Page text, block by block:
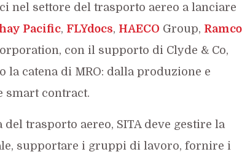
nel settore del trasporto aereo a lanciare
Pacific, FLYdocs, HAECO Group, Ramco
con il supporto di Clyde & Co,
catena di MRO: dalla produzione e
smart contract.
trasporto aereo, SITA deve gestire la
supportare i gruppi di lavoro, fornire i